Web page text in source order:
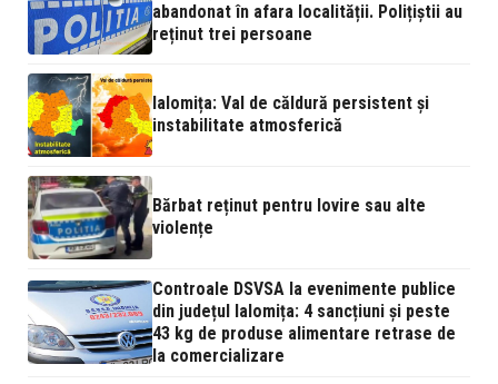
abandonat în afara localității. Polițiștii au
reținut trei persoane
Ialomița: Val de căldură persistent și
instabilitate atmosferică
Bărbat reținut pentru lovire sau alte
violențe
Controale DSVSA la evenimente publice
din județul Ialomița: 4 sancțiuni și peste
43 kg de produse alimentare retrase de
la comercializare